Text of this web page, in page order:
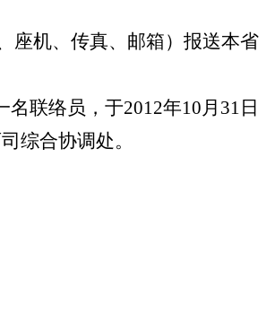
座机、传真、邮箱）报送本省
联络员，于2012年10月31日
综合协调处。